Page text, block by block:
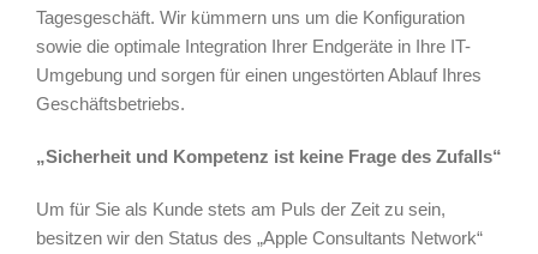
Tagesgeschäft. Wir kümmern uns um die Konfiguration
sowie die optimale Integration Ihrer Endgeräte in Ihre IT-
Umgebung und sorgen für einen ungestörten Ablauf Ihres
Geschäftsbetriebs.
„Sicherheit und Kompetenz ist keine Frage des Zufalls“
Um für Sie als Kunde stets am Puls der Zeit zu sein,
besitzen wir den Status des „Apple Consultants Network“